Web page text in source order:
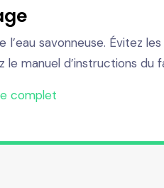
savonneuse. Évitez
manuel d’instructions du
complet